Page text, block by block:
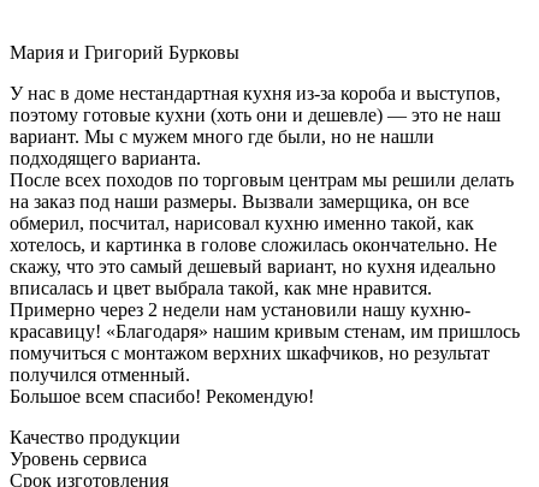
Мария и Григорий Бурковы
У нас в доме нестандартная кухня из-за короба и выступов,
поэтому готовые кухни (хоть они и дешевле) — это не наш
вариант. Мы с мужем много где были, но не нашли
подходящего варианта.
После всех походов по торговым центрам мы решили делать
на заказ под наши размеры. Вызвали замерщика, он все
обмерил, посчитал, нарисовал кухню именно такой, как
хотелось, и картинка в голове сложилась окончательно. Не
скажу, что это самый дешевый вариант, но кухня идеально
вписалась и цвет выбрала такой, как мне нравится.
Примерно через 2 недели нам установили нашу кухню-
красавицу! «Благодаря» нашим кривым стенам, им пришлось
помучиться с монтажом верхних шкафчиков, но результат
получился отменный.
Большое всем спасибо! Рекомендую!
Качество продукции
Уровень сервиса
Срок изготовления